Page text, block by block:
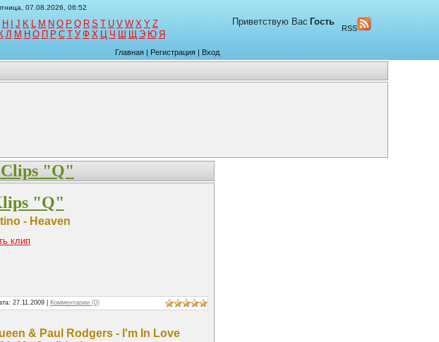
07.08.2026, 06:52
H J K L M N O P Q R S T U V W X Y Z
К Л М Н О П Р С Т У Ф Х Ц Ч Ш Щ Э Ю Я
Главная | Регистрация | Вход
Приветствую Вас Гость
RSS
Clips "Q"
"Q"
- Heaven
клип
27.11.2009 Комментарии (0)
& Paul Rodgers - I'm In Love